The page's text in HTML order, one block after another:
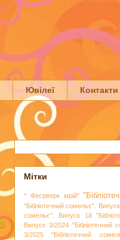
Ювілеї Контакти
Мітки
" Феєрверк мрій"
"Бібліотечний сомельє".
сомельє". Випуск 18
Випуск 3/2024 "Бібліотечний
3/2025
"Бібліотечний